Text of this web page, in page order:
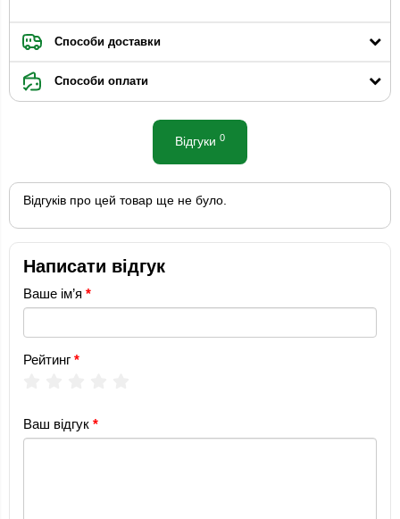
Способи доставки
Способи оплати
Відгуки 0
Відгуків про цей товар ще не було.
Написати відгук
Ваше ім’я
Рейтинг
Ваш відгук